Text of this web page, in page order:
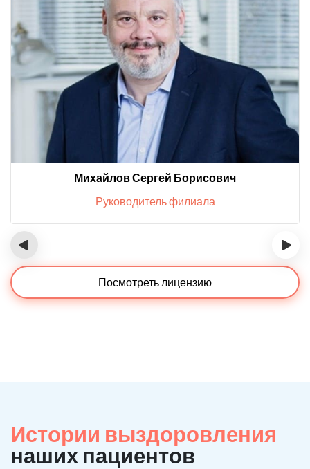
Михайлов Сергей Борисович
Руководитель филиала
‹ ›
Посмотреть лицензию
Истории выздоровления
наших пациентов